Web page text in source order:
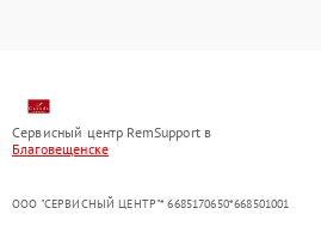
Сервисный центр RemSupport в
Благовещенске
ООО "СЕРВИСНЫЙ ЦЕНТР"* 6685170650*668501001